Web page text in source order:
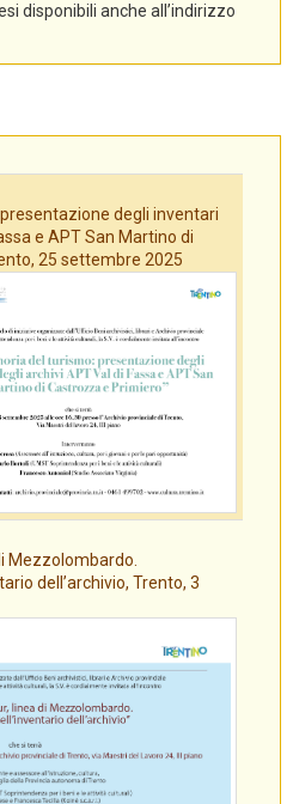
disponibili anche all’indirizzo
degli inventari
e APT San Martino di
25 settembre 2025
Mezzolombardo.
dell’archivio, Trento, 3